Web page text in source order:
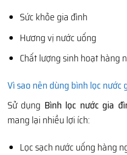
Sức khỏe gia đình
Hương vị nước uống
Chất lượng sinh hoạt hàng
Vì sao nên dùng bình lọc nước
Sử dụng Bình lọc nước gia
mang lại nhiều lợi ích:
Lọc sạch nước uống hàng